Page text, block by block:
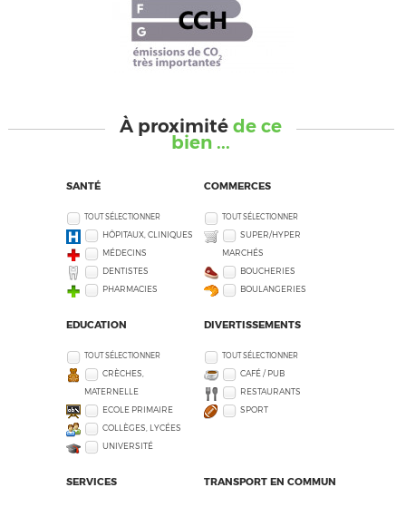
À proximitéde ce
bien ...
SANTÉ
TOUT SÉLECTIONNER
HÔPITAUX, CLINIQUES
MÉDECINS
DENTISTES
PHARMACIES
COMMERCES
TOUT SÉLECTIONNER
SUPER/HYPER
MARCHÉS
BOUCHERIES
BOULANGERIES
EDUCATION
TOUT SÉLECTIONNER
CRÈCHES,
MATERNELLE
ECOLE PRIMAIRE
COLLÈGES, LYCÉES
UNIVERSITÉ
DIVERTISSEMENTS
TOUT SÉLECTIONNER
CAFÉ / PUB
RESTAURANTS
SPORT
SERVICES TRANSPORT EN COMMUN